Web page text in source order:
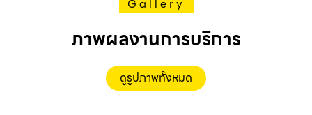
Gallery
ภาพผลงานการบริการ
ดูรูปภาพทั้งหมด